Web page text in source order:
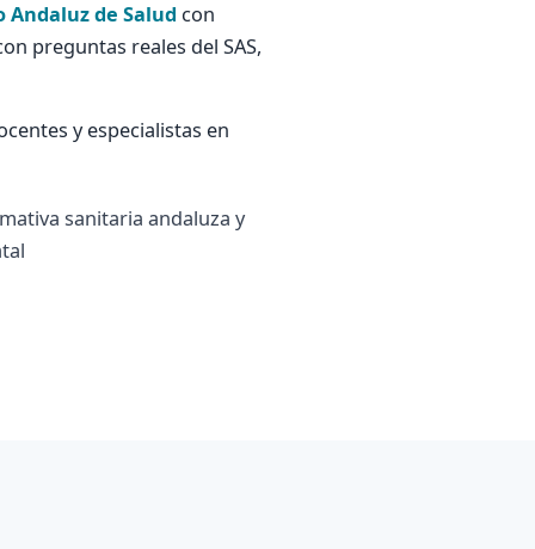
Andaluz de Salud con
preguntas reales del SAS,
y especialistas en
sanitaria andaluza y